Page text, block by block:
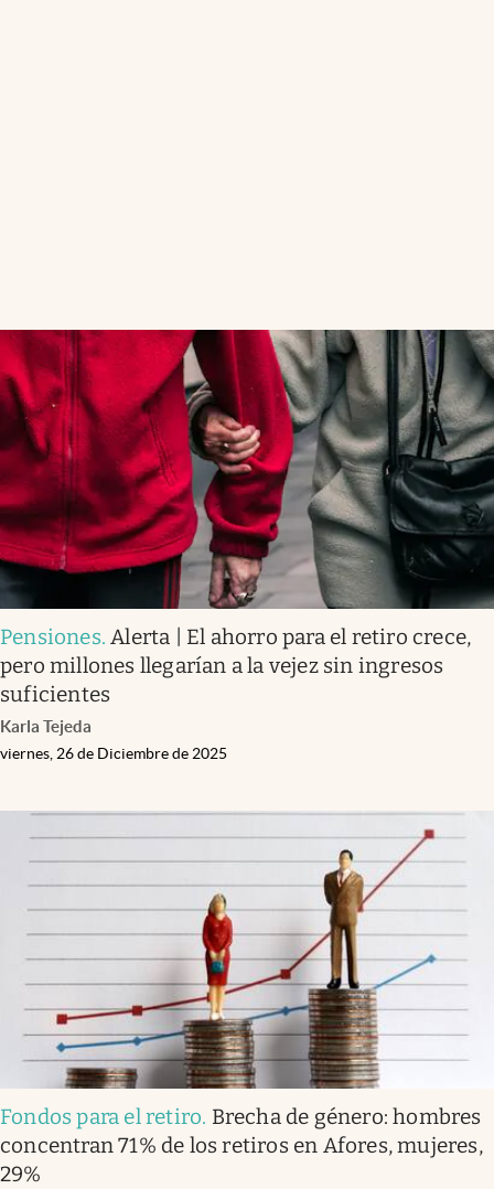
Pensiones.Alerta | El ahorro para el retiro crece,
pero millones llegarían a la vejez sin ingresos
suficientes
Karla Tejeda
viernes, 26 de Diciembre de 2025
Fondos para el retiro. Brecha de género: hombres
concentran 71% de los retiros en Afores, mujeres,
29%